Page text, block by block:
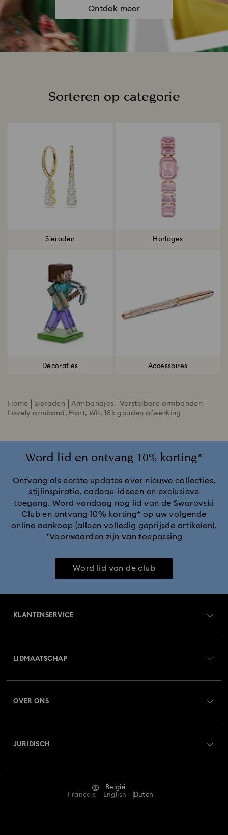
Ontdek meer
Sorteren op categorie
Sieraden Horloges
Decoraties Accessoires
Home Sieraden Armbandjes
Verstelbare armbanden
Lovely armband, Hart, Wit, ‎18k gouden afwerking
Word lid en ontvang 10% korting*
Ontvang als eerste updates over nieuwe collecties,
stijlinspiratie, cadeau-ideeën en exclusieve
toegang. Word vandaag nog lid van de Swarovski
Club en ontvang 10% korting* op uw volgende
online aankoop (alleen volledig geprijsde artikelen).
*Voorwaarden zijn van toepassing
Word lid van de club
KLANTENSERVICE
Retourneren en ruilen
Reparatiestatus
Neem contact met ons op
LIDMAATSCHAP
OVER ONS
JURIDISCH
Algemene voorwaarden
België
Français
English Dutch